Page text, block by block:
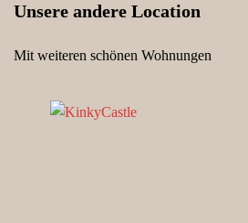
Unsere andere Location
Mit weiteren schönen Wohnungen